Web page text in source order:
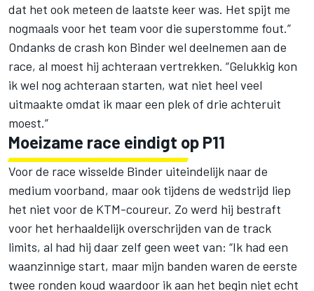
dat het ook meteen de laatste keer was. Het spijt me
nogmaals voor het team voor die superstomme fout.”
Ondanks de crash kon Binder wel deelnemen aan de
race, al moest hij achteraan vertrekken. “Gelukkig kon
ik wel nog achteraan starten, wat niet heel veel
uitmaakte omdat ik maar een plek of drie achteruit
moest.”
Moeizame race eindigt op P11
Voor de race wisselde Binder uiteindelijk naar de
medium voorband, maar ook tijdens de wedstrijd liep
het niet voor de KTM-coureur. Zo werd hij bestraft
voor het herhaaldelijk overschrijden van de track
limits, al had hij daar zelf geen weet van: “Ik had een
waanzinnige start, maar mijn banden waren de eerste
twee ronden koud waardoor ik aan het begin niet echt